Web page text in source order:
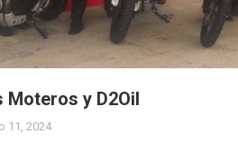
Moteros y D2Oil
11, 2024